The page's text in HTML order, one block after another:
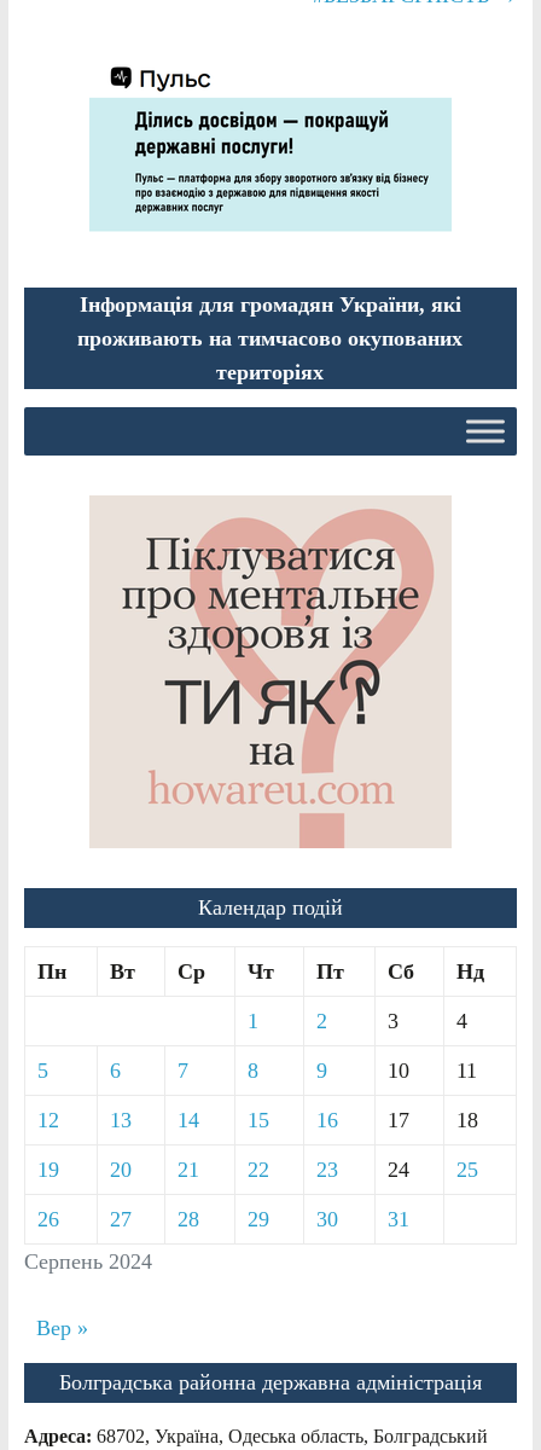
Інформація для громадян України, які
проживають на тимчасово окупованих
територіях
Календар подій
Серпень 2024
Пн Вт Ср Чт Пт Сб Нд
1 2 3 4
5 6 7 8 9 10 11
12 13 14 15 16 17 18
19 20 21 22 23 24 25
26 27 28 29 30 31
Вер »
Болградська районна державна адміністрація
Адреса: 68702, Україна, Одеська область, Болградський